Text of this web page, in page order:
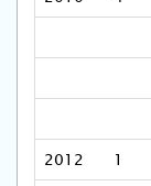
2012 1